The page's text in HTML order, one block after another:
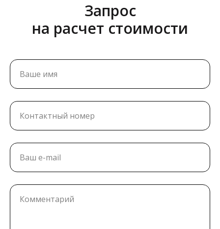
Запрос
на расчет стоимости
Ваше имя
Контактный номер
Ваш e-mail
Комментарий